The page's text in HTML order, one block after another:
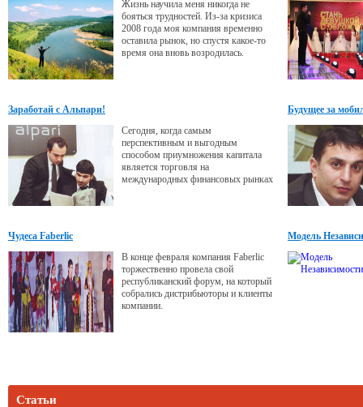
Жизнь научила меня никогда не
бояться трудностей. Из-за кризиса
2008 года моя компания временно
оставила рынок, но спустя какое-то
время она вновь возродилась.
Заработай с Альпари!
Сегодня, когда самым
перспективным и выгодным
способом приумножения капитала
является торговля на
международных финансовых рынках
Будущее за
Чудеса Faberlic
В конце февраля компания Faberlic
торжественно провела свой
республиканский форум, на который
собрались дистрибьюторы и клиенты
компании.
Модель
Статьи